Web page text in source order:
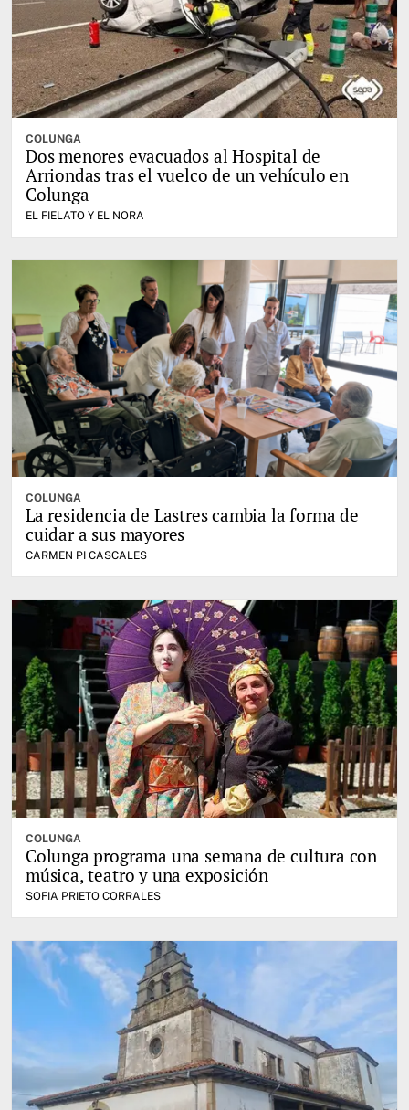
COLUNGA
Dos menores evacuados al Hospital de
Arriondas tras el vuelco de un vehículo en
Colunga
EL FIELATO Y EL NORA
COLUNGA
La residencia de Lastres cambia la forma de
cuidar a sus mayores
CARMEN PI CASCALES
COLUNGA
Colunga programa una semana de cultura con
música, teatro y una exposición
SOFIA PRIETO CORRALES